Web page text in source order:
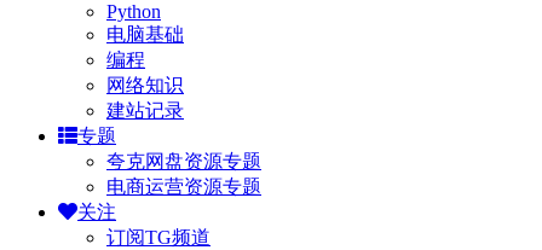
Python
电脑基础
编程
网络知识
建站记录
专题
夸克网盘资源专题
电商运营资源专题
关注
订阅TG频道